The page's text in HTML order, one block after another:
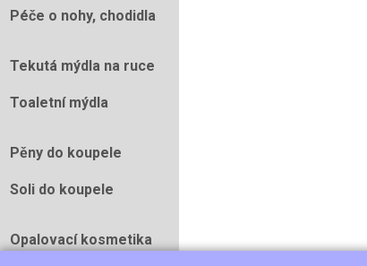
Péče o nohy, chodidla
Tekutá mýdla na ruce
Toaletní mýdla
Pěny do koupele
Soli do koupele
Opalovací kosmetika